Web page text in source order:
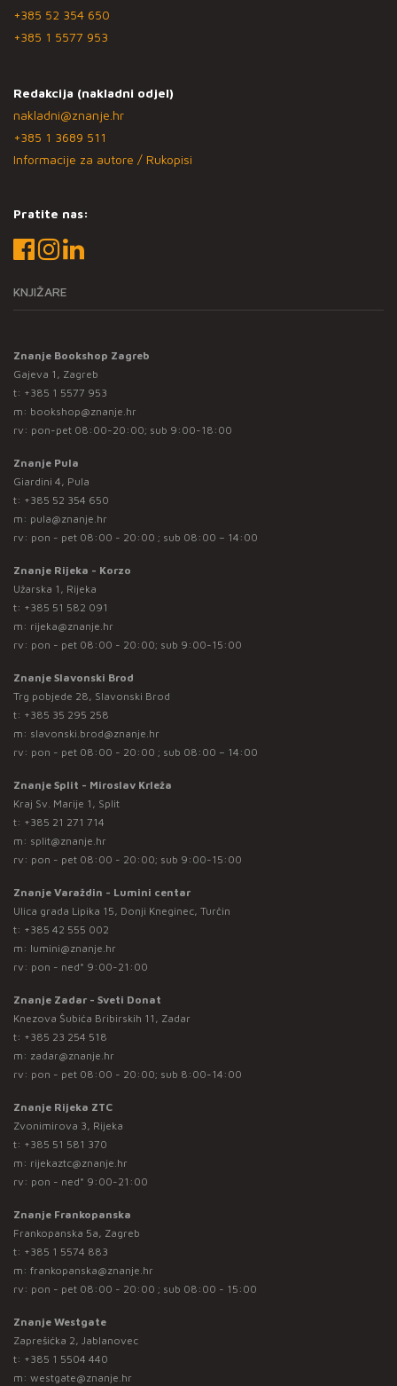
+385 52 354 650
+385 1 5577 953
Redakcija (nakladni odjel)
nakladni@znanje.hr
+385 1 3689 511
Informacije za autore / Rukopisi
Pratite nas:
KNJIŽARE
Znanje Bookshop Zagreb
Gajeva 1, Zagreb
t: +385 1 5577 953
m: bookshop@znanje.hr
rv: pon-pet 08:00-20:00; sub 9:00-18:00
Znanje Pula
Giardini 4, Pula
t: +385 52 354 650
m: pula@znanje.hr
rv: pon - pet 08:00 - 20:00 ; sub 08:00 – 14:00
Znanje Rijeka - Korzo
Užarska 1, Rijeka
t: +385 51 582 091
m: rijeka@znanje.hr
rv: pon - pet 08:00 - 20:00; sub 9:00-15:00
Znanje Slavonski Brod
Trg pobjede 28, Slavonski Brod
t: +385 35 295 258
m: slavonski.brod@znanje.hr
rv: pon - pet 08:00 - 20:00 ; sub 08:00 – 14:00
Znanje Split - Miroslav Krleža
Kraj Sv. Marije 1, Split
t: +385 21 271 714
m: split@znanje.hr
rv: pon - pet 08:00 - 20:00; sub 9:00-15:00
Znanje Varaždin - Lumini centar
Ulica grada Lipika 15, Donji Kneginec, Turčin
t: +385 42 555 002
m: lumini@znanje.hr
rv: pon - ned* 9:00-21:00
Znanje Zadar - Sveti Donat
Knezova Šubića Bribirskih 11, Zadar
t: +385 23 254 518
m: zadar@znanje.hr
rv: pon - pet 08:00 - 20:00; sub 8:00-14:00
Znanje Rijeka ZTC
Zvonimirova 3, Rijeka
t: +385 51 581 370
m: rijekaztc@znanje.hr
rv: pon - ned* 9:00-21:00
Znanje Frankopanska
Frankopanska 5a, Zagreb
t: +385 1 5574 883
m: frankopanska@znanje.hr
rv: pon - pet 08:00 - 20:00 ; sub 08:00 - 15:00
Znanje Westgate
Zaprešićka 2, Jablanovec
t: +385 1 5504 440
m: westgate@znanje.hr